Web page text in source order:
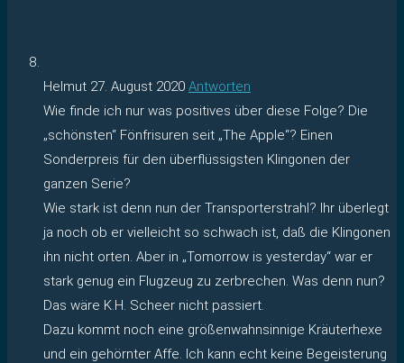
Helmut 27. August 2020 Antworten
Wie finde ich nur was positives über diese Folge? Die
„schönsten“ Fönfrisuren seit „The Apple“? Einen
Sonderpreis für den überflüssigsten Klingonen der
ganzen Serie?
Wie stark ist denn nun der Transporterstrahl? Ihr überlegt
ja noch ob er vielleicht so schwach ist, daß die Klingonen
ihn nicht orten. Aber in „Tomorrow is yesterday“ war er
stark genug ein Flugzeug zu zerbrechen. Was denn nun?
Das wäre K.H. Scheer nicht passiert.
Dazu kommt noch eine größenwahnsinnige Kräuterhexe
und ein gehörnter Affe. Ich kann echt keine Begeisterung